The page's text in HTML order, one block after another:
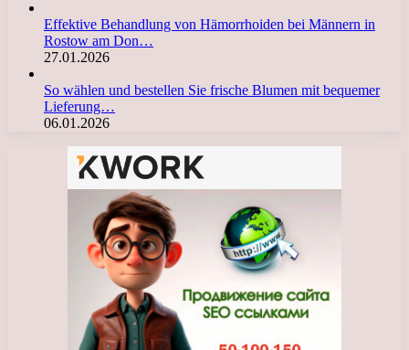
Effektive Behandlung von Hämorrhoiden bei Männern in
Rostow am Don…
27.01.2026
So wählen und bestellen Sie frische Blumen mit bequemer
Lieferung…
06.01.2026